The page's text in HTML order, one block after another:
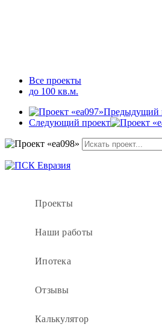
Все проекты
до 100 кв.м.
Предыдущий
Следующий проект
Проекты
Наши работы
Ипотека
Отзывы
Калькулятор